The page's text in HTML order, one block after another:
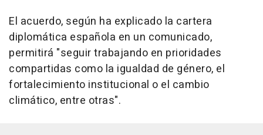
El acuerdo, según ha explicado la cartera
diplomática española en un comunicado,
permitirá "seguir trabajando en prioridades
compartidas como la igualdad de género, el
fortalecimiento institucional o el cambio
climático, entre otras".